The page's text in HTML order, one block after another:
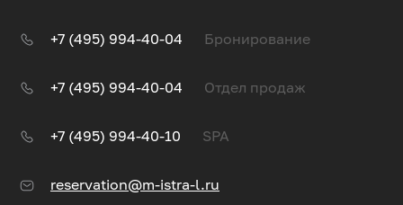
+7 (495) 994-40-04 Бронирование
+7 (495) 994-40-04 Отдел продаж
+7 (495) 994-40-10 SPA
reservation@m-istra-l.ru